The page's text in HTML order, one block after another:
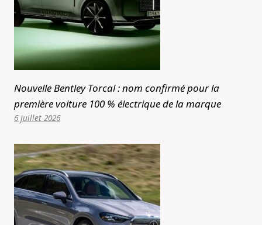
Nouvelle Bentley Torcal : nom confirmé pour la
première voiture 100 % électrique de la marque
6 juillet 2026